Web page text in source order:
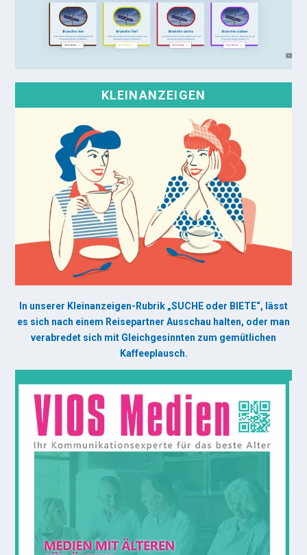
KLEINANZEIGEN
In unserer Kleinanzeigen-Rubrik „SUCHE oder BIETE“, lässt
es sich nach einem Reisepartner Ausschau halten, oder man
verabredet sich mit Gleichgesinnten zum gemütlichen
Kaffeeplausch.